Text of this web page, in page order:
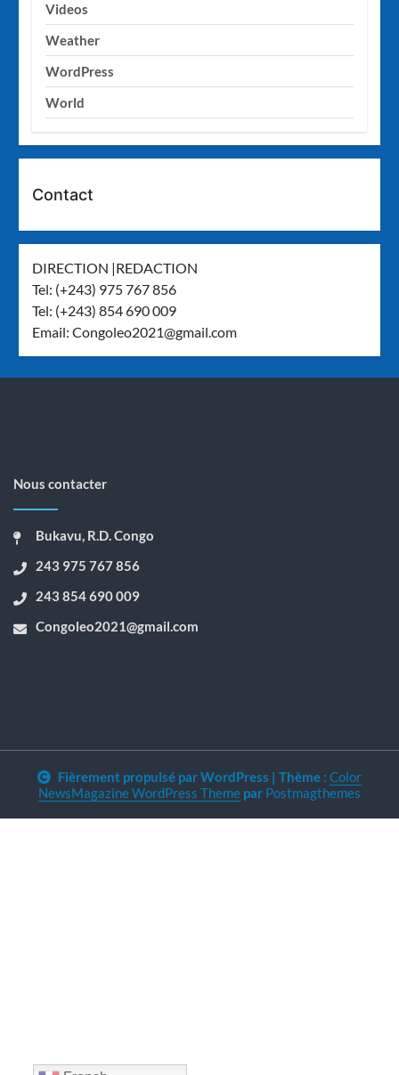
Videos
Weather
WordPress
World
Contact
DIRECTION |REDACTION
Tel: (+243) 975 767 856
Tel: (+243) 854 690 009
Email:Congoleo2021@gmail.com
Nous contacter
Bukavu, R.D. Congo
243 975 767 856
243 854 690 009
Congoleo2021@gmail.com
Fièrement propulsé par WordPress | Thème : Color
NewsMagazine WordPress Theme par Postmagthemes